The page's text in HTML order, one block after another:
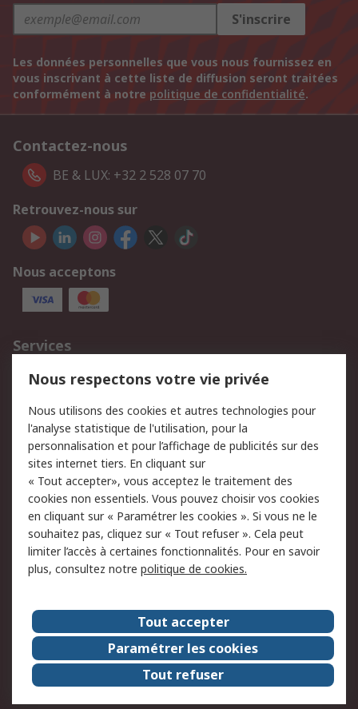
S'inscrire
Les données personnelles que vous nous fournissez en
vous inscrivant à cette liste de diffusion seront traitées
conformément à notre politique de confidentialité.
Contactez-nous
BE & LUX: +32 2 528 07 70
Retrouvez-nous sur
Nous acceptons
Services
750.000 produits
2.500 marques
Retours
Support technique
Track & trace
Legal
Politique de cookies
Sécurité des e-mails
Politique de protection
des données - Mise à
jour
Conditions générales
de vente
A propos de RS
Le groupe RS Group
A propos de RS
RS dans le monde
Travaillez chez RS
ESG
Nous respectons votre vie privée
Nous utilisons des cookies et autres technologies pour
l'analyse statistique de l'utilisation, pour la
personnalisation et pour l’affichage de publicités sur des
sites internet tiers. En cliquant sur
« Tout accepter», vous acceptez le traitement des
cookies non essentiels. Vous pouvez choisir vos cookies
en cliquant sur « Paramétrer les cookies ». Si vous ne le
souhaitez pas, cliquez sur « Tout refuser ». Cela peut
limiter l’accès à certaines fonctionnalités. Pour en savoir
plus, consultez notre politique de cookies.
Tout accepter
Paramétrer les cookies
Tout refuser